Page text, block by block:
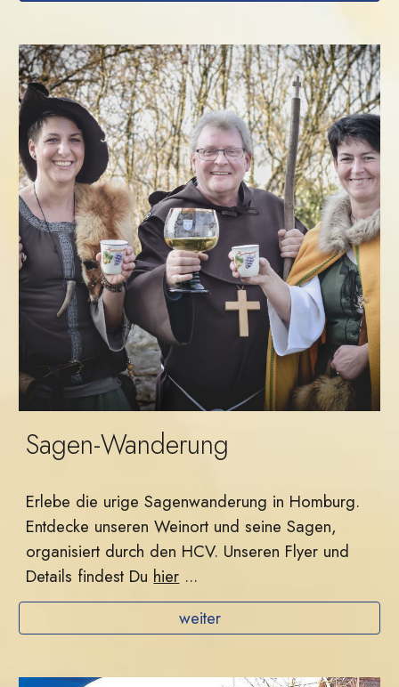
Sagen-Wanderung
Erlebe die urige Sagenwanderung in Homburg.
Entdecke unseren Weinort und seine Sagen,
organisiert durch den HCV. Unseren Flyer und
Details findest Du hier ...
weiter